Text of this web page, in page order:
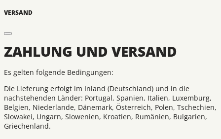
VERSAND
ZAHLUNG UND VERSAND
Es gelten folgende Bedingungen:
Die Lieferung erfolgt im Inland (Deutschland) und in die
nachstehenden Länder: Portugal, Spanien, Italien, Luxemburg,
Belgien, Niederlande, Dänemark, Österreich, Polen, Tschechien,
Slowakei, Ungarn, Slowenien, Kroatien, Rumänien, Bulgarien,
Griechenland.